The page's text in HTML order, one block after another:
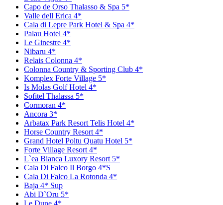
Capo de Orso Thalasso & Spa 5*
Valle dell Erica 4*
Cala di Lepre Park Hotel & Spa 4*
Palau Hotel 4*
Le Ginestre 4*
Nibaru 4*
Relais Colonna 4*
Colonna Country & Sporting Club 4*
Komplex Forte Village 5*
Is Molas Golf Hotel 4*
Sofitel Thalassa 5*
Cormoran 4*
Ancora 3*
Arbatax Park Resort Telis Hotel 4*
Horse Country Resort 4*
Grand Hotel Poltu Quatu Hotel 5*
Forte Village Resort 4*
L`ea Bianca Luxory Resort 5*
Cala Di Falco Il Borgo 4*S
Cala Di Falco La Rotonda 4*
Baja 4* Sup
Abi D`Оru 5*
Le Dune 4*